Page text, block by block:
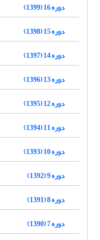
دوره 16 (1399)
دوره 15 (1398)
دوره 14 (1397)
دوره 13 (1396)
دوره 12 (1395)
دوره 11 (1394)
دوره 10 (1393)
دوره 9 (1392)
دوره 8 (1391)
دوره 7 (1390)